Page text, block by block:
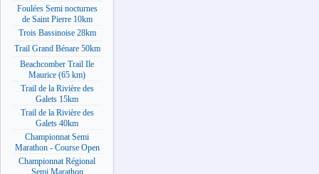
Foulées Semi nocturnes
de Saint Pierre 10km
Trois Bassinoise 28km
Trail Grand Bénare 50km
Beachcomber Trail Ile
Maurice (65 km)
Trail de la Rivière des
Galets 15km
Trail de la Rivière des
Galets 40km
Championnat Semi
Marathon - Course Open
Championnat Régional
Semi Marathon